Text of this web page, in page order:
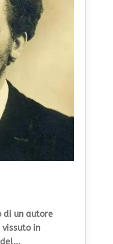
di un autore
in